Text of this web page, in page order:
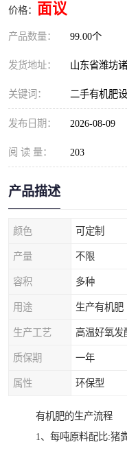
价格： 面议
产品数量： 99.00个
发货地址： 山东省潍坊
关键词： 二手有机肥
发布日期： 2026-08-09
阅 读 量： 203
产品描述
颜色 可定制
产量 不限
容积 多种
用途 生产有机肥
生产工艺 高温好氧发
质保期 一年
属性 环保型
有机肥的生产流程
1、每吨原料配比:猪